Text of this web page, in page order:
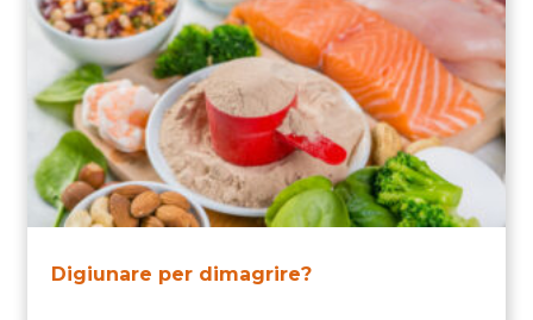
Digiunare per dimagrire?